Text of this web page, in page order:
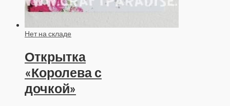
Нет на складе
Открытка
«Королева с
дочкой»